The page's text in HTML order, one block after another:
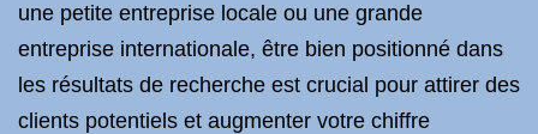
une petite entreprise locale ou une grande
entreprise internationale, être bien positionné dans
les résultats de recherche est crucial pour attirer des
clients potentiels et augmenter votre chiffre